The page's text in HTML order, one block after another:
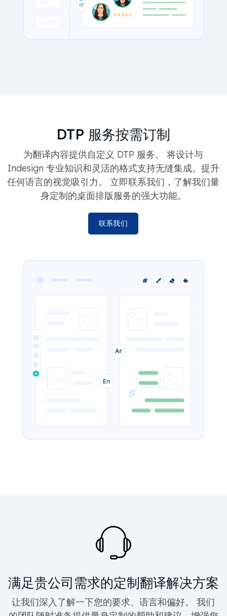
DTP 服务按需订制
为翻译内容提供自定义 DTP 服务。 将设计与
Indesign 专业知识和灵活的格式支持无缝集成。提升
任何语言的视觉吸引力。 立即联系我们，了解我们量
身定制的桌面排版服务的强大功能。
联系我们
满足贵公司需求的定制翻译解决方案
让我们深入了解一下您的要求、语言和偏好。 我们